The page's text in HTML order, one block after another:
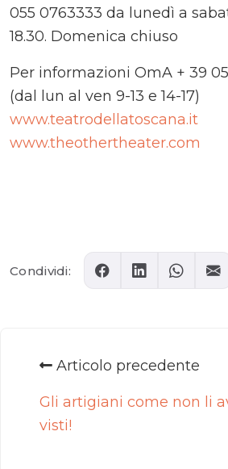
055 0763333 da lunedì a
18.30. Domenica chiuso
Per informazioni OmA + 39
(dal lun al ven 9-13 e 14-17)
www.teatrodellatoscana.it
www.theothertheater.com
Condividi:
Articolo precedente
Gli artigiani come non li
visti!